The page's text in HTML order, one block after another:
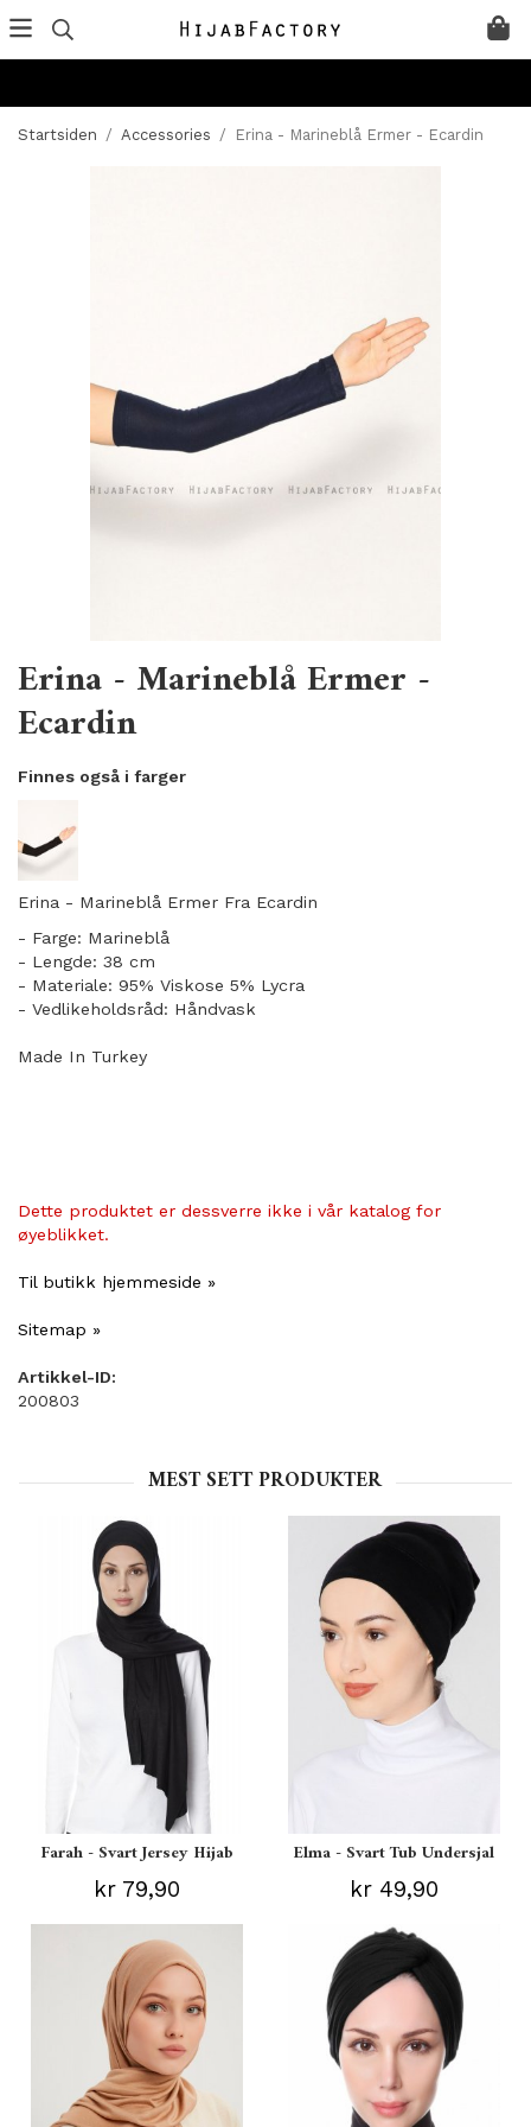
Startsiden / Accessories / Erina - Marineblå Ermer - Ecardin
Erina - Marineblå Ermer -
Ecardin
Finnes også i farger
Erina - Marineblå Ermer Fra Ecardin
- Farge: Marineblå
- Lengde: 38 cm
- Materiale: 95% Viskose 5% Lycra
- Vedlikeholdsråd: Håndvask
Made In Turkey
Dette produktet er dessverre ikke i vår katalog for
øyeblikket.
Til butikk hjemmeside »
Sitemap »
Artikkel-ID:
200803
MEST SETT PRODUKTER
Farah - Svart Jersey Hijab
kr 79,90
Elma - Svart Tub Undersjal
kr 49,90